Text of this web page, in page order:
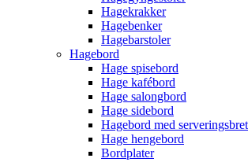
Hagekrakker
Hagebenker
Hagebarstoler
Hagebord
Hage spisebord
Hage kafébord
Hage salongbord
Hage sidebord
Hagebord med
Hage hengebord
Bordplater